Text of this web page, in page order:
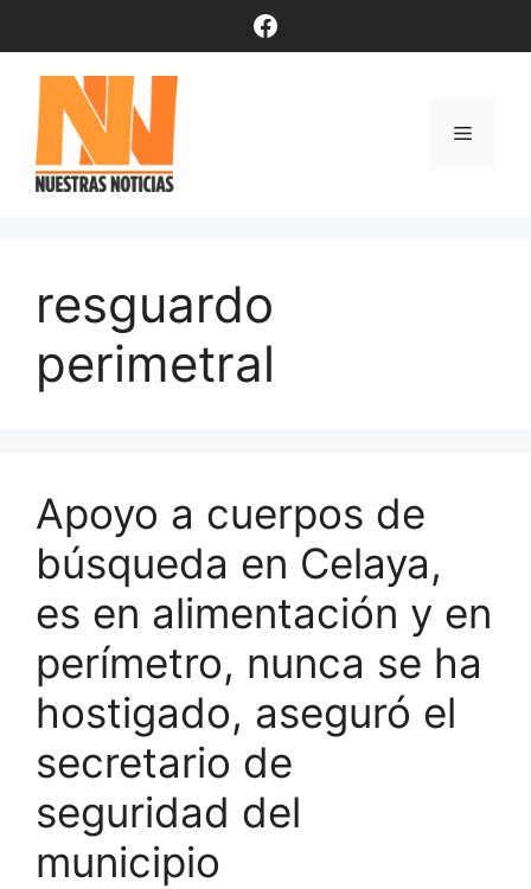
contenido
Facebook
Menú
resguardo
perimetral
Apoyo a cuerpos de
búsqueda en Celaya,
es en alimentación y en
perímetro, nunca se ha
hostigado, aseguró el
secretario de
seguridad del
municipio